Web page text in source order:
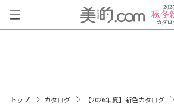
トップ カタログ 【2026年夏】新色カタログ